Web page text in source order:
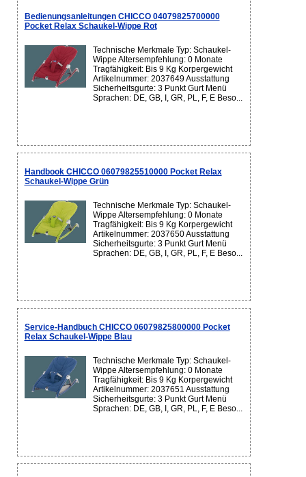
Bedienungsanleitungen CHICCO 04079825700000
Pocket Relax Schaukel-Wippe Rot
Technische Merkmale Typ: Schaukel-
Wippe Altersempfehlung: 0 Monate
Tragfähigkeit: Bis 9 Kg Korpergewicht
Artikelnummer: 2037649 Ausstattung
Sicherheitsgurte: 3 Punkt Gurt Menü
Sprachen: DE, GB, I, GR, PL, F, E Beso...
Handbook CHICCO 06079825510000 Pocket Relax
Schaukel-Wippe Grün
Technische Merkmale Typ: Schaukel-
Wippe Altersempfehlung: 0 Monate
Tragfähigkeit: Bis 9 Kg Korpergewicht
Artikelnummer: 2037650 Ausstattung
Sicherheitsgurte: 3 Punkt Gurt Menü
Sprachen: DE, GB, I, GR, PL, F, E Beso...
Service-Handbuch CHICCO 06079825800000 Pocket
Relax Schaukel-Wippe Blau
Technische Merkmale Typ: Schaukel-
Wippe Altersempfehlung: 0 Monate
Tragfähigkeit: Bis 9 Kg Korpergewicht
Artikelnummer: 2037651 Ausstattung
Sicherheitsgurte: 3 Punkt Gurt Menü
Sprachen: DE, GB, I, GR, PL, F, E Beso...